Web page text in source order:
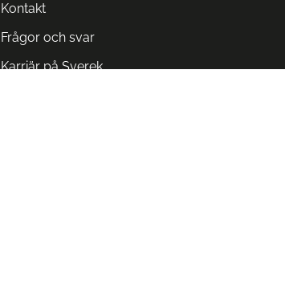
Kontakt
Frågor och svar
Karriär på Sverek